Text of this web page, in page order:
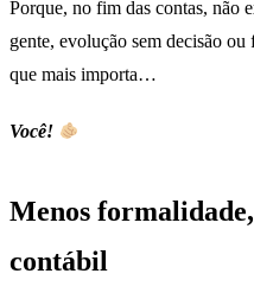
Porque, no fim das contas, não
gente, evolução sem decisão
que mais importa…
Você!
Menos
contábil